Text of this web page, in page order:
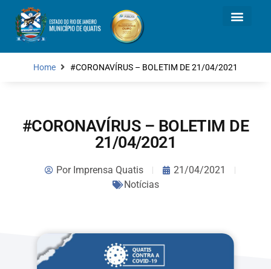
Home #CORONAVÍRUS – BOLETIM DE 21/04/2021
#CORONAVÍRUS – BOLETIM DE
21/04/2021
PorImprensa Quatis
21/04/2021
Notícias